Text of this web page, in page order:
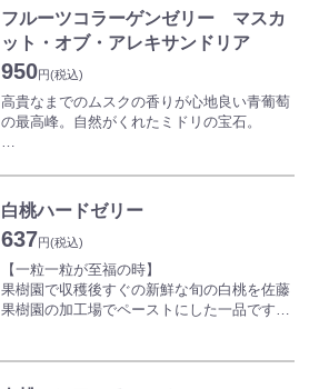
コラーゲンゼリーは、女性に嬉しいマリンコ
ラーゲンペプチドを1本に約200mg配合した
食べるサプリです。更に地域限定及び生産者
限定の厳選されたプレミアム・フルーツを使
事なく表現しました。携帯に便利なスティッ
クタイプですので、いつでもどこでも手軽に
スイーツ感覚でお召し上がり頂けます。
フルーツコラーゲンゼリー マスカ
ット・オブ・アレキサンドリア
950円(税込)
高貴なまでのムスクの香りが心地良い青葡萄
の最高峰。自然がくれたミドリの宝石。
まるで”食べる宝石”と言えるようなフルーツ
コラーゲンゼリーは、女性に嬉しいマリンコ
ラーゲンペプチドを1本に約200mg配合した
食べるサプリです。更に地域限定及び生産者
限定の厳選されたプレミアム・フルーツを使
用する事で、自然な色、香り、味わいを余す
事なく表現しました。携帯に便利なスティッ
クタイプですので、いつでもどこでも手軽に
白桃ハードゼリー
637円(税込)
【一粒一粒が至福の時】
果樹園で収穫後すぐの新鮮な旬の白桃を佐藤
果樹園の加工場でペーストにした一品です。